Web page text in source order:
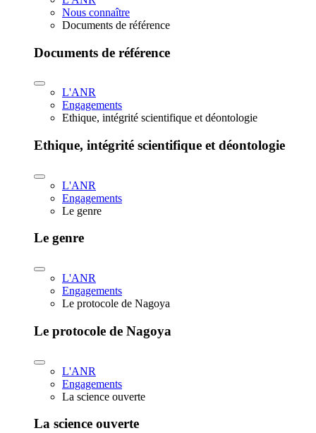
Nous connaître
Documents de référence
Documents de référence
L'ANR
Engagements
Ethique, intégrité scientifique et déontologie
Ethique, intégrité scientifique et déontologie
L'ANR
Engagements
Le genre
Le genre
L'ANR
Engagements
Le protocole de Nagoya
Le protocole de Nagoya
L'ANR
Engagements
La science ouverte
La science ouverte